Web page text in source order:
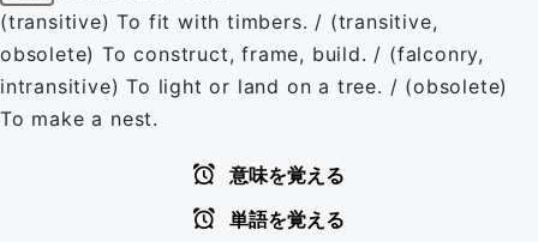
(transitive) To fit with timbers. / (transitive,
obsolete) To construct, frame, build. / (falconry,
intransitive) To light or land on a tree. / (obsolete)
To make a nest.
意味を覚える
単語を覚える